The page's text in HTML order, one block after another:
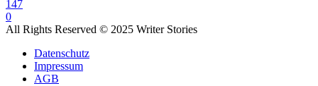
147
0
All Rights Reserved © 2025 Writer Stories
Datenschutz
Impressum
AGB